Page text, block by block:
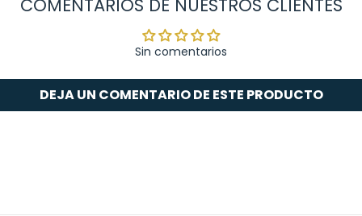
COMENTARIOS DE NUESTROS CLIENTES
Sin comentarios
DEJA UN COMENTARIO DE ESTE PRODUCTO